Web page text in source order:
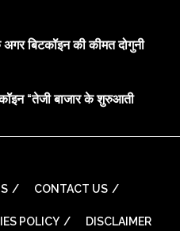
बिटकॉइन की कीमत दोगुनी
“तेजी बाजार के शुरुआती
CONTACT US
POLICY DISCLAIMER